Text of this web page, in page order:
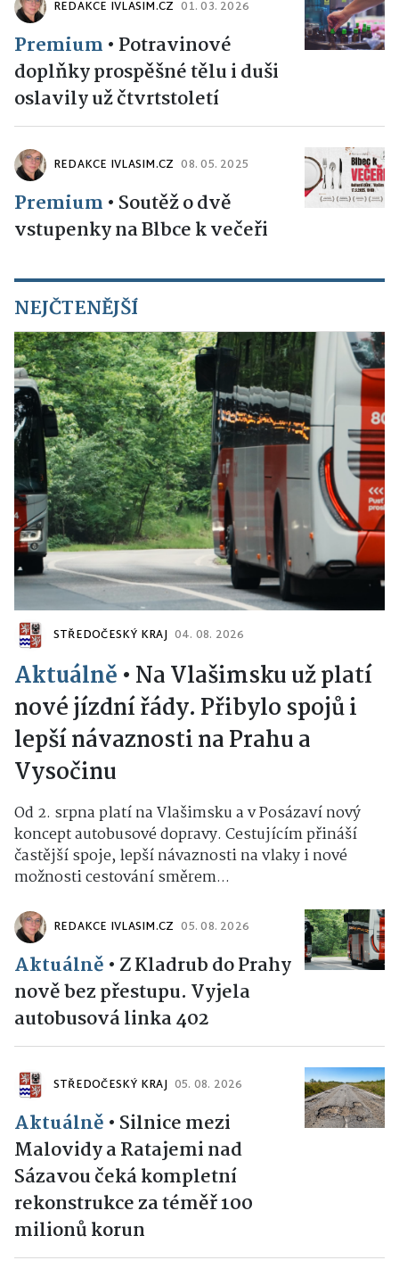
REDAKCE IVLASIM.CZ 01. 03. 2026
Premium • Potravinové
doplňky prospěšné tělu i duši
oslavily už čtvrtstoletí
REDAKCE IVLASIM.CZ 08. 05. 2025
Premium • Soutěž o dvě
vstupenky na Blbce k večeři
NEJČTENĚJŠÍ
STŘEDOČESKÝ KRAJ 04. 08. 2026
Aktuálně • Na Vlašimsku už platí
nové jízdní řády. Přibylo spojů i
lepší návaznosti na Prahu a
Vysočinu
Od 2. srpna platí na Vlašimsku a v Posázaví nový
koncept autobusové dopravy. Cestujícím přináší
častější spoje, lepší návaznosti na vlaky i nové
možnosti cestování směrem...
REDAKCE IVLASIM.CZ 05. 08. 2026
Aktuálně • Z Kladrub do Prahy
nově bez přestupu. Vyjela
autobusová linka 402
STŘEDOČESKÝ KRAJ 05. 08. 2026
Aktuálně • Silnice mezi
Malovidy a Ratajemi nad
Sázavou čeká kompletní
rekonstrukce za téměř 100
milionů korun